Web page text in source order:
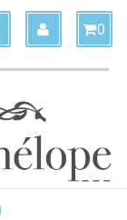
0
x
x